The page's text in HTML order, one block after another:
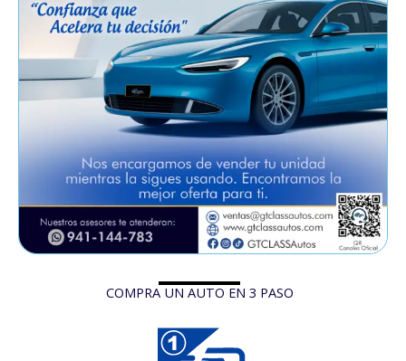
COMPRA UN AUTO EN 3 PASO